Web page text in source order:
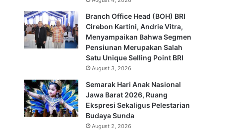
Branch Office Head (BOH) BRI
Cirebon Kartini, Andrie Vitra,
Menyampaikan Bahwa Segmen
Pensiunan Merupakan Salah
Satu Unique Selling Point BRI
August 3, 2026
Semarak Hari Anak Nasional
Jawa Barat 2026, Ruang
Ekspresi Sekaligus Pelestarian
Budaya Sunda
August 2, 2026